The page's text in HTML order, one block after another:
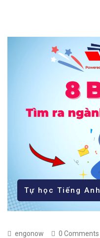
Tự học Tiếng Anh
engonow 0 Comments